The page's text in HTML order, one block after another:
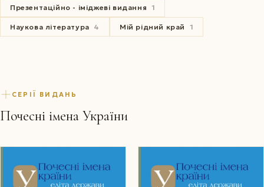
Презентаційно - іміджеві видання 1
Наукова література 4 Мій рідний край 1
СЕРІЇ ВИДАНЬ
Почесні імена України